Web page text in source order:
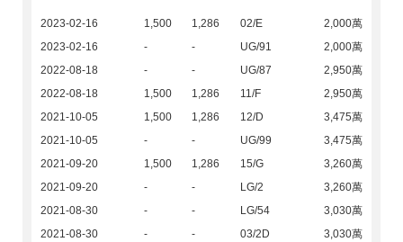
2023-02-16 1,500 1,286 02/E
2,000萬
2023-02-16
- - UG/91
2,000萬
2022-08-18
- - UG/87
2,950萬
2022-08-18
1,500 1,286 11/F
2,950萬
2021-10-05
1,500 1,286 12/D
3,475萬
2021-10-05
- - UG/99
3,475萬
2021-09-20
1,500 1,286 15/G
3,260萬
2021-09-20
- - LG/2
3,260萬
2021-08-30
- - LG/54
3,030萬
2021-08-30
- - 03/2D
3,030萬